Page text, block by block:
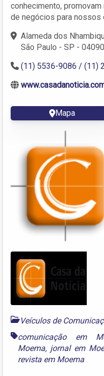
conhecimento,
de negócios para nossos
Alameda dos
São Paulo - SP -
(11) 5536-9086 / (11)
Mapa
Veículos de
comunicação em
Moema, jornal em
revista em Moema